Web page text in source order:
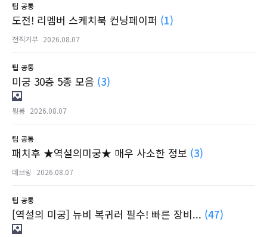
팁 공통
도전! 리멤버 스케치북 컨닝페이퍼 (1)
전직거부 2026.08.07
팁 공통
미궁 30층 5종 모음 (3)
묑룡 2026.08.07
팁 공통
패치후 ★역설의미궁★ 매우 사소한 정보 (3)
데브링 2026.08.07
팁 공통
[역설의 미궁] 뉴비 복귀러 필수! 빠른 장비... (47)